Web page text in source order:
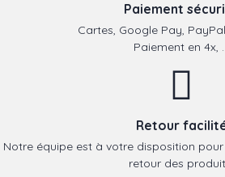
Paiement
Cartes, Google Pay,
Paiement en 4x,
Retour
Notre équipe est à votre disposition
retour des